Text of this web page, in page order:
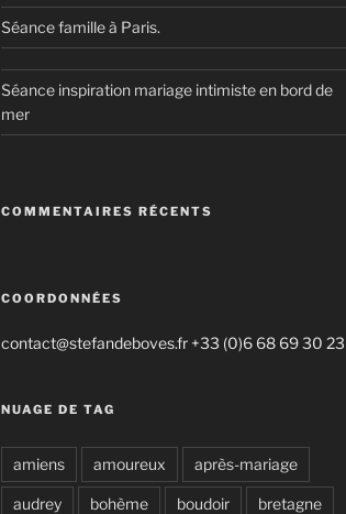
Séance famille à Paris.
Séance inspiration mariage intimiste en bord de
mer
COMMENTAIRES RÉCENTS
COORDONNÉES
contact@stefandeboves.fr +33 (0)6 68 69 30 23
NUAGE DE TAG
amiens amoureux après-mariage
audrey bohème boudoir bretagne